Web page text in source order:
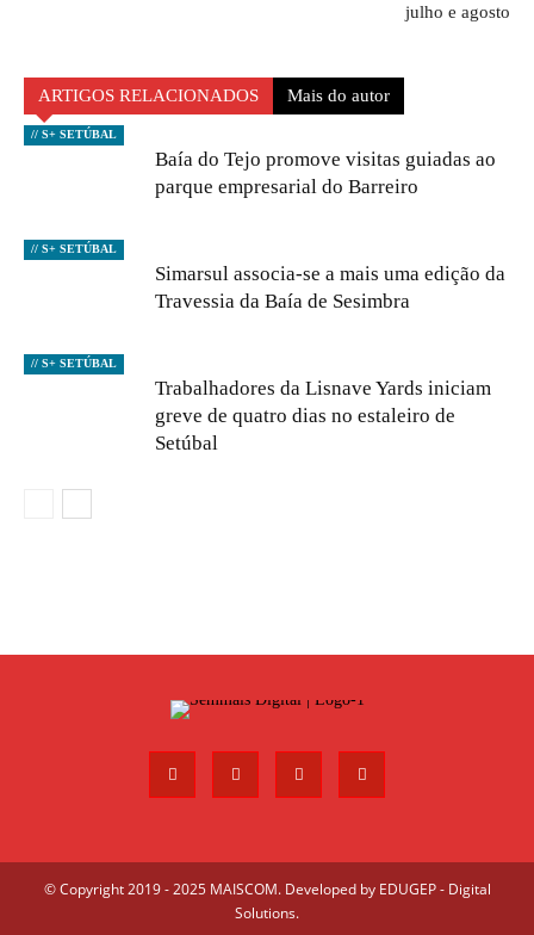
julho e agosto
ARTIGOS RELACIONADOS Mais do autor
// S+ SETÚBAL
Baía do Tejo promove visitas guiadas ao
parque empresarial do Barreiro
// S+ SETÚBAL
Simarsul associa-se a mais uma edição da
Travessia da Baía de Sesimbra
// S+ SETÚBAL
Trabalhadores da Lisnave Yards iniciam
greve de quatro dias no estaleiro de
Setúbal
© Copyright 2019 - 2025 MAISCOM. Developed by EDUGEP - Digital
Solutions.